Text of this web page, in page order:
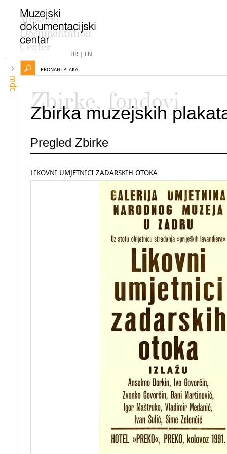
HR| EN
mdc
PRONAĐI PLAKAT
Zbirke, fondovi
Zbirka muzejskih
Pregled Zbirke
LIKOVNI UMJETNICI ZADARSKIH OTOKA